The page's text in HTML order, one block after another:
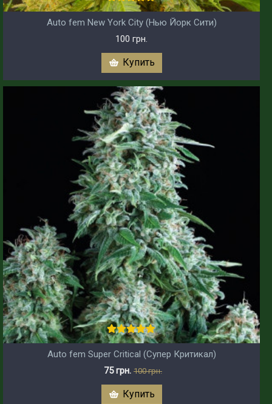
Auto fem New York City (Нью Йорк Сити)
100 грн.
Купить
Auto fem Super Critical (Супер Критикал)
75 грн. 100 грн.
Купить